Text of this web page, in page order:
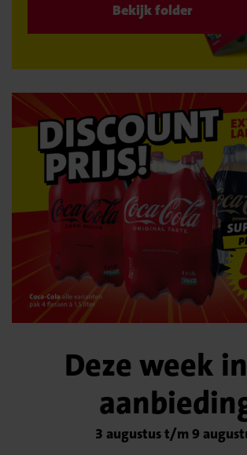
Bekijk folder
Deze week
3 augustus t/m 9